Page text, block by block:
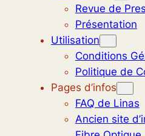
Revue de
Présentation
Utilisation
Conditions
Politique de
Pages d’infos
FAQ de Linas
Ancien site